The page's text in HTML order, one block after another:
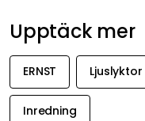
Upptäck mer
ERNST Ljuslyktor
Inredning